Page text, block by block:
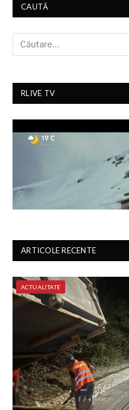
CAUTĂ
RLIVE TV
ARTICOLE RECENTE
ACTUALITATE